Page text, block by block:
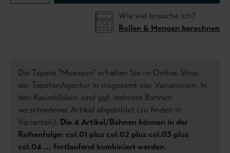
Wie viel brauche ich?
Rollen & Mengen berechnen
Die Tapete "Moesson" erhalten Sie im Online-Shop
der TapetenAgentur in insgesamt vier Variationen. In
den Raumbildern sind ggf. mehrere Bahnen
verschiedener Artikel abgebildet (zu finden in
Varianten). Die 4 Artikel/Bahnen können in der
Reihenfolge: col.01 plus col.02 plus col.03 plus
col.04 ... fortlaufend kombiniert werden.